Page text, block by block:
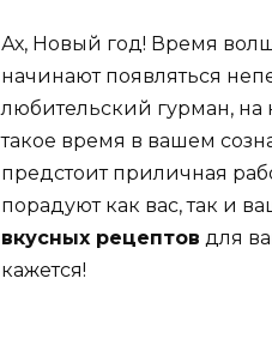
Ах, Новый год! Время
начинают появляться
любительский гурман, на
такое время в вашем
предстоит приличная
порадуют как вас, так и
вкусных рецептов для
кажется!